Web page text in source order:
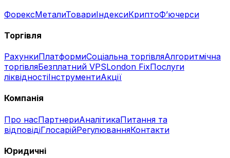
ФорексМеталиТовариІндексиКриптоФʼючерси
Торгівля
РахункиПлатформиСоціальна торгівляАлгоритмічна
торгівляБезплатний VPSLondon FixПослуги
ліквідностіІнструментиАкції
Компанія
Про насПартнериАналітикаПитання та
відповідіГлосарійРегулюванняКонтакти
Юридичні